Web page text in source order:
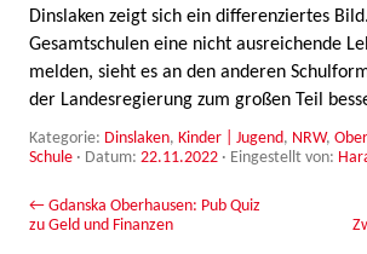
Dinslaken zeigt sich ein differenziertes
Gesamtschulen eine nicht ausreichende
melden, sieht es an den anderen
der Landesregierung zum großen Teil
Kategorie: Dinslaken, Kinder | Jugend, NRW,
Schule · Datum: 22.11.2022 · Eingestellt von:
Beitrags-Navigation
← Gdanska Oberhausen: Pub Quiz
zu Geld und Finanzen